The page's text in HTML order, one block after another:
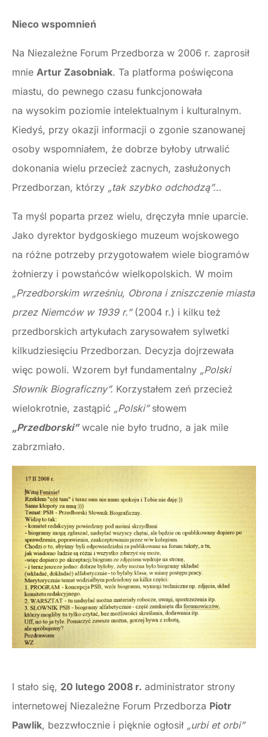
Nieco wspomnień
Na Niezależne Forum Przedborza w 2006 r. zaprosił
mnie Artur Zasobniak. Ta platforma poświęcona
miastu, do pewnego czasu funkcjonowała
na wysokim poziomie intelektualnym i kulturalnym.
Kiedyś, przy okazji informacji o zgonie szanowanej
osoby wspomniałem, że dobrze byłoby utrwalić
dokonania wielu przecież zacnych, zasłużonych
Przedborzan, którzy „tak szybko odchodzą”…
Ta myśl poparta przez wielu, dręczyła mnie uparcie.
Jako dyrektor bydgoskiego muzeum wojskowego
na różne potrzeby przygotowałem wiele biogramów
żołnierzy i powstańców wielkopolskich. W moim
„Przedborskim wrześniu, Obrona i zniszczenie miasta
przez Niemców w 1939 r.”(2004 r.) i kilku też
przedborskich artykułach zarysowałem sylwetki
kilkudziesięciu Przedborzan. Decyzja dojrzewała
więc powoli. Wzorem był fundamentalny „Polski
Słownik Biograficzny”. Korzystałem zeń przecież
wielokrotnie, zastąpić „Polski”słowem
„Przedborski”wcale nie było trudno, a jak mile
zabrzmiało.
I stało się, 20 lutego 2008 r. administrator strony
internetowej Niezależne Forum Przedborza Piotr
Pawlik, bezzwłocznie i pięknie ogłosił „urbi et orbi”